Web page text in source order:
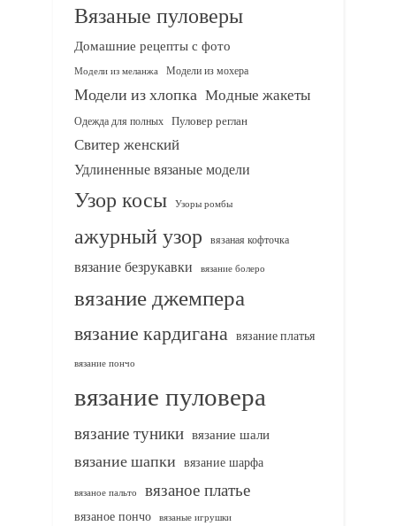
Вязаные пуловеры
Домашние рецепты с фото
Модели из меланжа Модели из мохера
Модели из хлопка Модные жакеты
Одежда для полных Пуловер реглан
Свитер женский
Удлиненные вязаные модели
Узор косы Узоры ромбы
ажурный узор вязаная кофточка
вязание безрукавки вязание болеро
вязание джемпера
вязание кардигана вязание платья
вязание пончо
вязание пуловера
вязание туники вязание шали
вязание шапки вязание шарфа
вязаное пальто вязаное платье
вязаное пончо вязаные игрушки